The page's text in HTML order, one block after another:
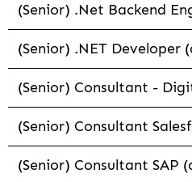
(Senior) .Net Backend
(Senior) .NET Developer
(Senior) Consultant -
(Senior) Consultant
(Senior) Consultant SAP